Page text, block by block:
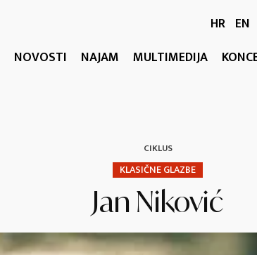
HR EN
NOVOSTI NAJAM MULTIMEDIJA
CIKLUS
KLASIČNE GLAZBE
Jan Niković